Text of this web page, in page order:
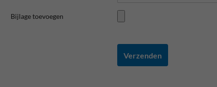
Bijlage toevoegen
Verzenden